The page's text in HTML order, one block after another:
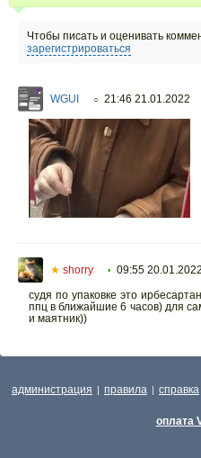
Чтобы писать и оценивать
зарегистрироваться
WGUI ○ 21:46 21.01.2022
★ shorry • 09:55 20.01.2022
судя по упаковке это
ппц в ближайшие 6 часов) для
и маятник))
администрация | правила | справка
оплата